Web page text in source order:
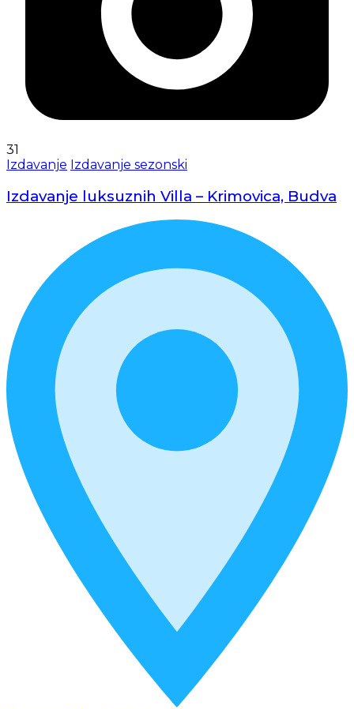
31
Izdavanje Izdavanje sezonski
Izdavanje luksuznih Villa – Krimovica, Budva